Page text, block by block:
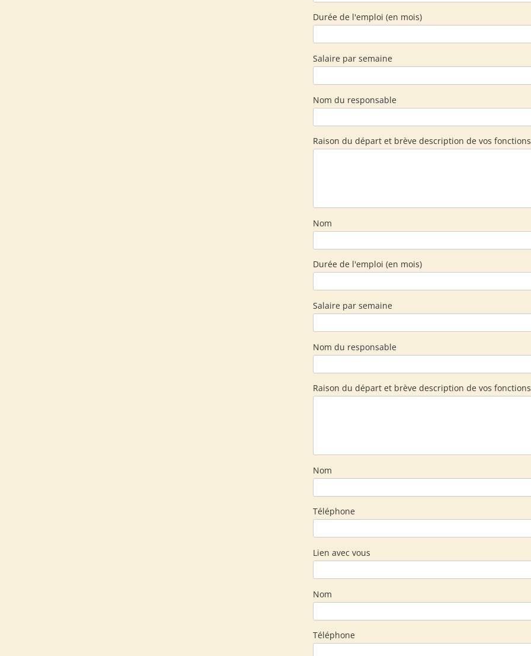
Durée de l'emploi (en mois)
Salaire par semaine
Nom du responsable
Raison du départ et brève description de vos fonctions
Nom
Durée de l'emploi (en mois)
Salaire par semaine
Nom du responsable
Raison du départ et brève description de vos fonctions
Nom
Téléphone
Lien avec vous
Nom
Téléphone